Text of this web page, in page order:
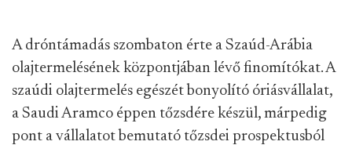
A dróntámadás szombaton érte a Szaúd-Arábia
olajtermelésének központjában lévő finomítókat. A
szaúdi olajtermelés egészét bonyolító óriásvállalat,
a Saudi Aramco éppen tőzsdére készül, márpedig
pont a vállalatot bemutató tőzsdei prospektusból